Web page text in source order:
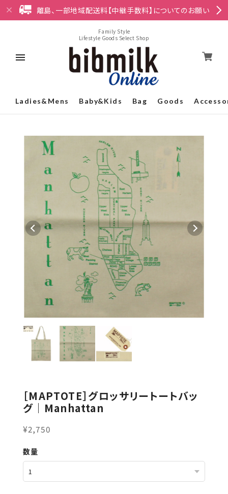
離島、一部地域配送料【中継手数料】についてのお願い
Family Style
Lifestyle Goods Select Shop
Ladies&Mens Baby&Kids Bag Goods
［MAPTOTE］グロッサリートートバッ
グ｜Manhattan
¥2,750
数量